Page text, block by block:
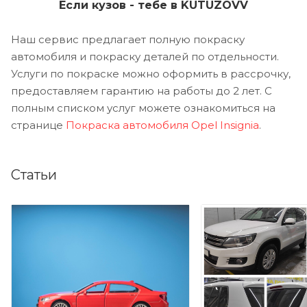
Если кузов - тебе в KUTUZOVV
Наш сервис предлагает полную покраску
автомобиля и покраску деталей по отдельности.
Услуги по покраске можно оформить в рассрочку,
предоставляем гарантию на работы до 2 лет. С
полным списком услуг можете ознакомиться на
странице Покраска автомобиля Opel Insignia.
Статьи